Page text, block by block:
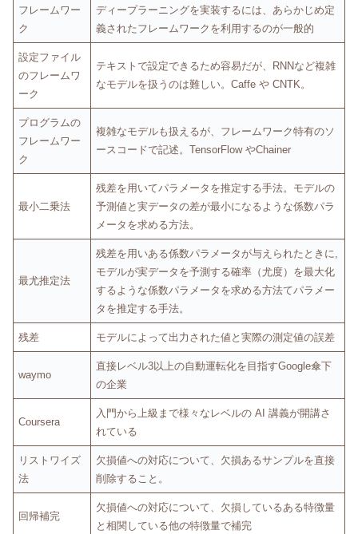
フレームワー
ク
ディープラーニングを実装するには、あらかじめ定
義されたフレームワークを利用するのが一般的
設定ファイル
のフレームワ
ーク
テキストで設定できるため容易だが、RNNなど複雑
なモデルを扱うのは難しい。Caffe や CNTK。
プログラムの
フレームワー
ク
複雑なモデルも扱えるが、フレームワーク特有のソ
ースコードで記述。TensorFlow やChainer
最小二乗法
残差を用いてパラメータを推定する手法。モデルの
予測値と実データの差が最小になるような係数パラ
メータを求める方法。
最尤推定法
残差を用いある係数パラメータが与えられたときに,
モデルが実データを予測する確率（尤度）を最大化
するような係数パラメータを求める方法てパラメー
タを推定する手法。
残差 モデルによって出力された値と実際の測定値の誤差
waymo
直接レベル3以上の自動運転化を目指すGoogle傘下
の企業
Coursera
入門から上級まで様々なレベルの AI 講義が開講さ
れている
リストワイズ
法
欠損値への対応について、欠損あるサンプルを直接
削除すること。
回帰補完
欠損値への対応について、欠損しているある特徴量
と相関している他の特徴量で補完